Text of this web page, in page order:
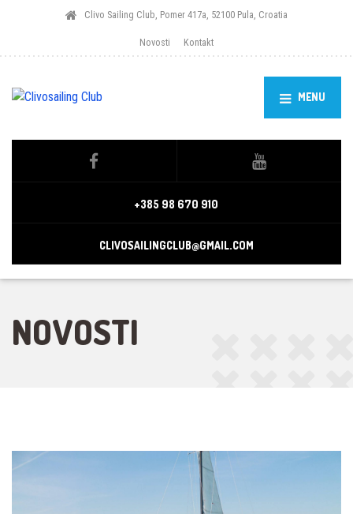
Clivo Sailing Club, Pomer 417a, 52100 Pula, Croatia
Novosti Kontakt
MENU
+385 98 670 910
CLIVOSAILINGCLUB@GMAIL.COM
NOVOSTI